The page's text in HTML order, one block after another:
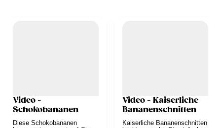
Video -
Schokobananen
Diese Schokobananen
Video - Kaiserliche
Bananenschnitten
Kaiserliche Bananenschnitten